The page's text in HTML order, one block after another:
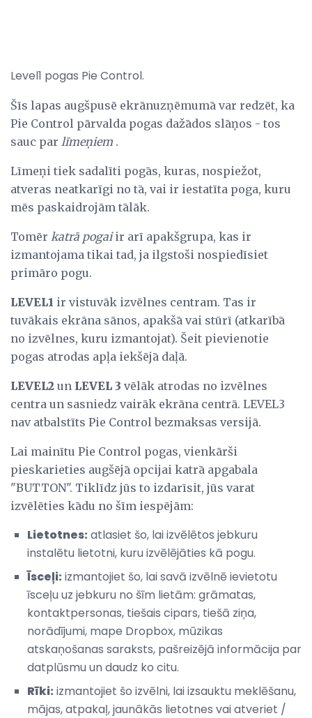
Level1 pogas Pie Control.
Šīs lapas augšpusē ekrānuzņēmumā var redzēt, ka
Pie Control pārvalda pogas dažādos slāņos - tos
sauc par līmeņiem .
Līmeņi tiek sadalīti pogās, kuras, nospiežot,
atveras neatkarīgi no tā, vai ir iestatīta poga, kuru
mēs paskaidrojām tālāk.
Tomēr katrā pogaiir arī apakšgrupa, kas ir
izmantojama tikai tad, ja ilgstoši nospiedīsiet
primāro pogu.
LEVEL1 ir vistuvāk izvēlnes centram. Tas ir
tuvākais ekrāna sānos, apakšā vai stūrī (atkarībā
no izvēlnes, kuru izmantojat). Šeit pievienotie
pogas atrodas apļa iekšējā daļā.
LEVEL2 un LEVEL 3 vēlāk atrodas no izvēlnes
centra un sasniedz vairāk ekrāna centrā. LEVEL3
nav atbalstīts Pie Control bezmaksas versijā.
Lai mainītu Pie Control pogas, vienkārši
pieskarieties augšējā opcijai katrā apgabala
"BUTTON". Tiklīdz jūs to izdarīsit, jūs varat
izvēlēties kādu no šīm iespējām:
Lietotnes: atlasiet šo, lai izvēlētos jebkuru
instalētu lietotni, kuru izvēlējāties kā pogu.
Īsceļi: izmantojiet šo, lai savā izvēlnē ievietotu
īsceļu uz jebkuru no šīm lietām: grāmatas,
kontaktpersonas, tiešais cipars, tiešā ziņa,
norādījumi, mape Dropbox, mūzikas
atskaņošanas saraksts, pašreizējā informācija par
datplūsmu un daudz ko citu.
Rīki: izmantojiet šo izvēlni, lai izsauktu meklēšanu,
mājas, atpakaļ, jaunākās lietotnes vai atveriet /